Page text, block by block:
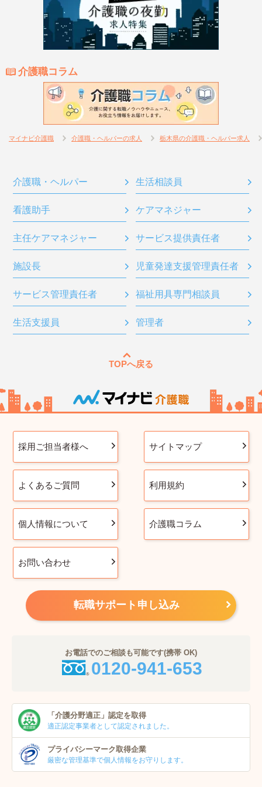
介護職コラム
マイナビ介護職 介護職・ヘルパーの求人 栃木県の介護職・ヘルパー求人
介護職・ヘルパー 生活相談員
看護助手 ケアマネジャー
主任ケアマネジャー サービス提供責任者
施設長 児童発達支援管理責任者
サービス管理責任者 福祉用具専門相談員
生活支援員 管理者
TOPへ戻る
採用ご担当者様へ サイトマップ
よくあるご質問 利用規約
個人情報について 介護職コラム
お問い合わせ
転職サポート申し込み
お電話でのご相談も可能です(携帯 OK)
0120-941-653
「介護分野適正」 認定を取得
適正認定事業者として認定されました。
プライバシーマーク取得企業
厳密な管理基準で個人情報をお守りします。